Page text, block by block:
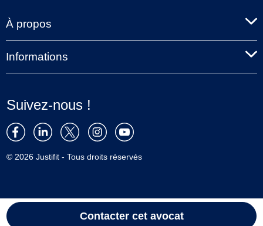
Contacter cet avocat
À propos
Informations
Suivez-nous !
© 2026 Justifit - Tous droits réservés